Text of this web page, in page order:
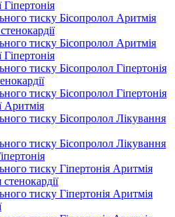
Гіпертонія
тиску Бісопролол Аритмія
тиску Бісопролол Аритмія
Гіпертонія
тиску Бісопролол Гіпертонія
тиску Бісопролол Гіпертонія
Аритмія
тиску Бісопролол Лікування
тиску Бісопролол Лікування
тиску Гіпертонія Аритмія
тиску Гіпертонія Аритмія